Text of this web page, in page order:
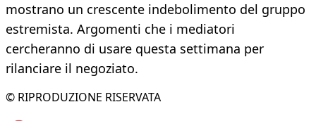
mostrano un crescente indebolimento del gruppo
estremista. Argomenti che i mediatori
cercheranno di usare questa settimana per
rilanciare il negoziato.
© RIPRODUZIONE RISERVATA